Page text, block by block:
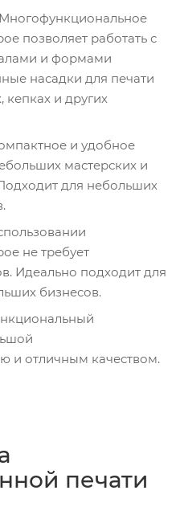
позволяет работать с
и формами
насадки для печати
кепках и других
и удобное
мастерских и
для небольших
не требует
Идеально подходит для
бизнесов.
и отличным качеством.
печати